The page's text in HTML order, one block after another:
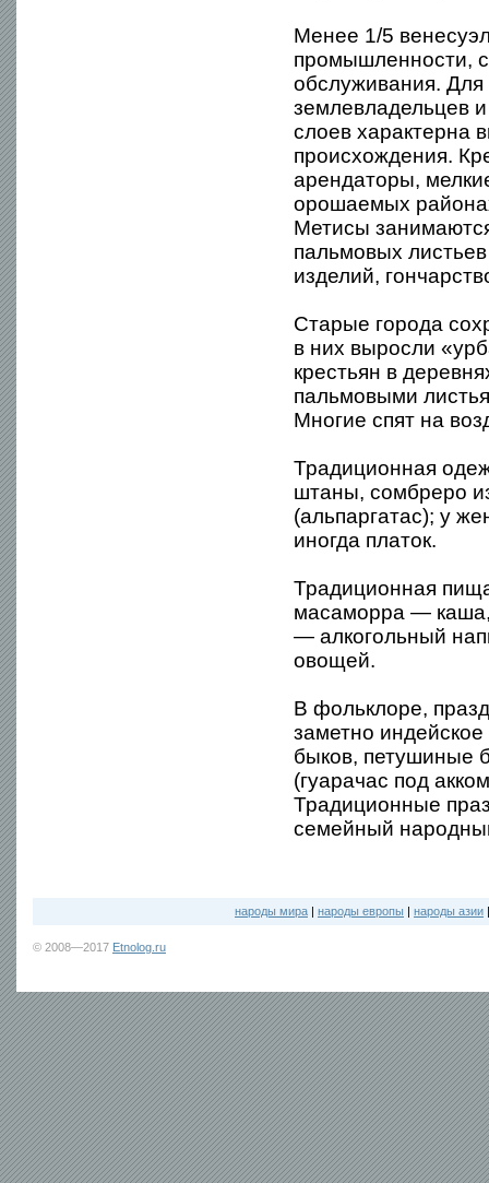
Менее 1/5
промышленности,
обслуживания.
землевладельцев
слоев характерна
происхождения.
арендаторы,
орошаемых
Метисы
пальмовых
изделий,
Старые города
в них выросли
крестьян в
пальмовыми
Многие спят на
Традиционная
штаны, сомбреро
(альпаргатас); у
иногда платок.
Традиционная
масаморра — каша,
— алкогольный
овощей.
В фольклоре,
заметно
быков, петушиные
(гуарачас под
Традиционные
семейный
народы мира | народы европы | народы азии
© 2008—2017 Etnolog.ru